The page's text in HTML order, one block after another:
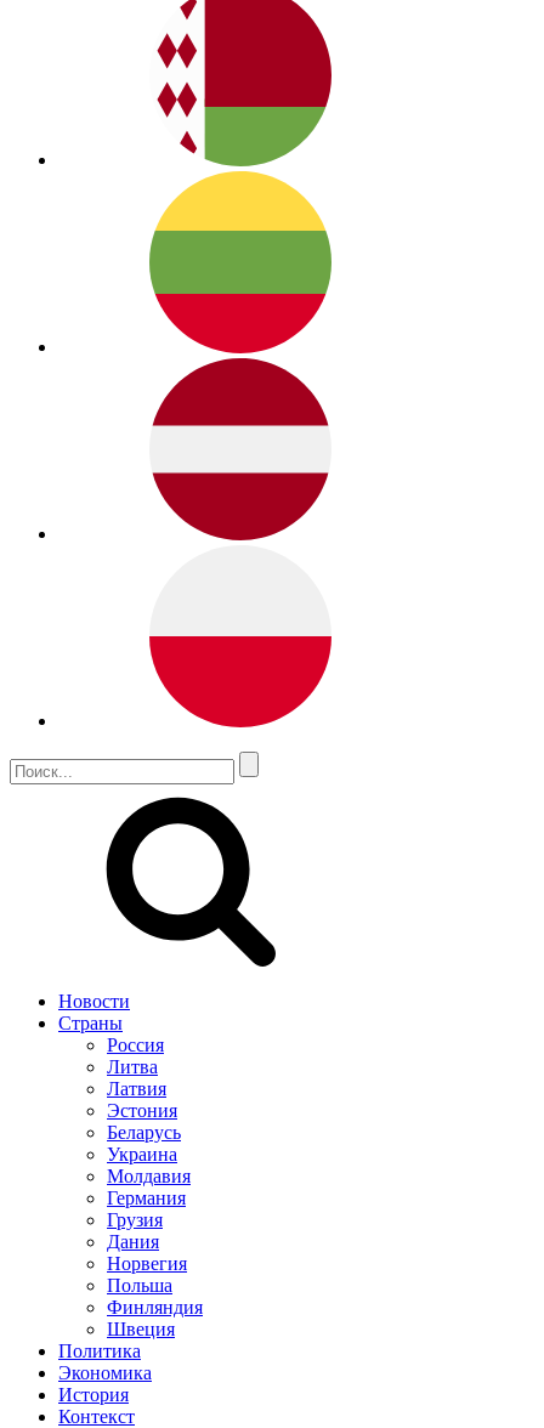
Новости
Страны
Россия
Литва
Латвия
Эстония
Беларусь
Украина
Молдавия
Германия
Грузия
Дания
Норвегия
Польша
Финляндия
Швеция
Политика
Экономика
История
Контекст